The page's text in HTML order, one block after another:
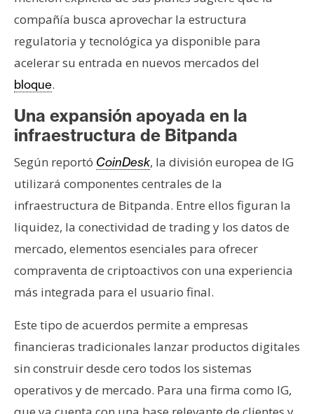
compañía busca aprovechar la estructura
regulatoria y tecnológica ya disponible para
acelerar su entrada en nuevos mercados del
bloque.
Una expansión apoyada en la
infraestructura de Bitpanda
Según reportó CoinDesk, la división europea de IG
utilizará componentes centrales de la
infraestructura de Bitpanda. Entre ellos figuran la
liquidez, la conectividad de trading y los datos de
mercado, elementos esenciales para ofrecer
compraventa de criptoactivos con una experiencia
más integrada para el usuario final.
Este tipo de acuerdos permite a empresas
financieras tradicionales lanzar productos digitales
sin construir desde cero todos los sistemas
operativos y de mercado. Para una firma como IG,